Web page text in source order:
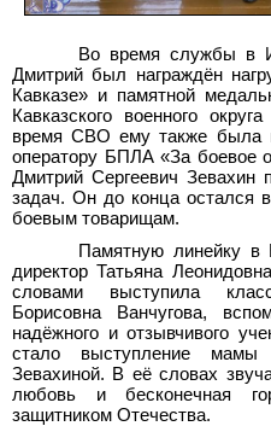
Во время службы в
Дмитрий был награждён
Кавказе» и памятной
Кавказского военного
время СВО ему также была
оператору БПЛА «За боевое
Дмитрий Сергеевич Зевахин
задач. Он до конца остался
боевым товарищам.
Памятную линейку в
директор Татьяна
словами выступила
Борисовна Ванчугова,
надёжного и отзывчивого
стало выступление
Зевахиной. В её словах
любовь и бесконечная
защитником Отечества.